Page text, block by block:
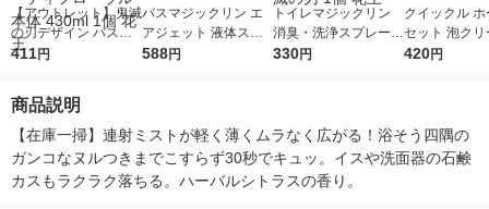
【アウトレット】鬼滅
の刃デザイン バスマ
ジックリン エアジェ
本体 430ml 1個 花王
411円
バスマジックリン エ
アジェット 液体スプ
レー ハーバルシトラ
588円
トイレマジックリン
消臭・洗浄スプレー
ツヤツヤコート シト
330円
クイックル
セット 泡クリ
香りが残らな
420円
商品説明
【在庫一掃】連射ミストが軽く薄くムラなく広がる！浴そう四隅の
ガンコなヌルつきまでこすらず30秒でキュッ。イスや洗面器の石鹸
カスもラクラク落ちる。ハーバルシトラスの香り。